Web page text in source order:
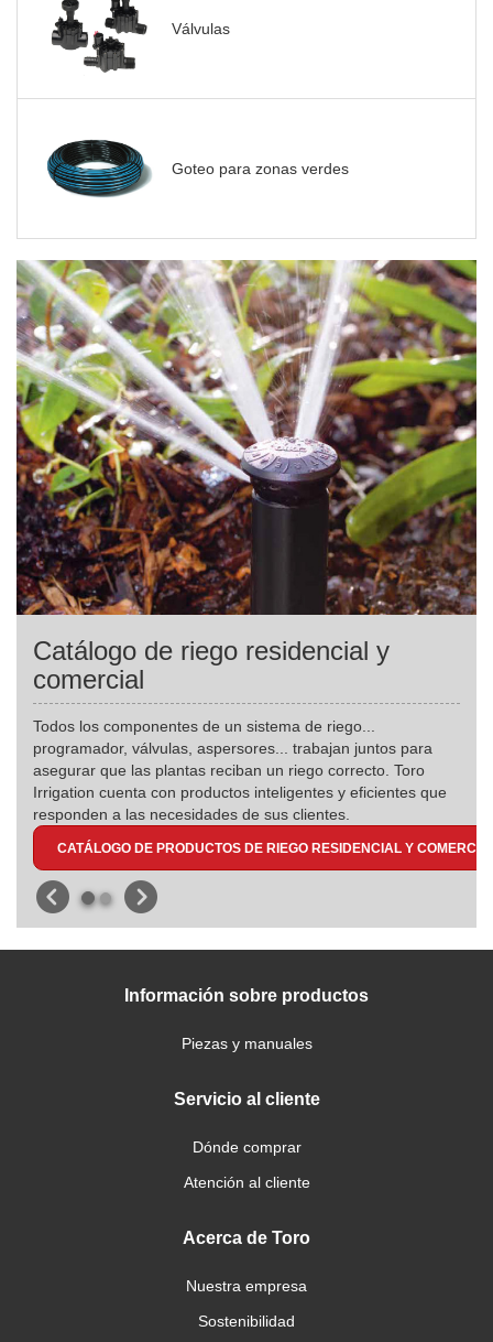
Válvulas
Goteo para zonas verdes
Catálogo de riego residencial y
comercial
Todos los componentes de un sistema de riego...
programador, válvulas, aspersores... trabajan juntos para
asegurar que las plantas reciban un riego correcto. Toro
Irrigation cuenta con productos inteligentes y eficientes que
responden a las necesidades de sus clientes.
CATÁLOGO DE PRODUCTOS DE RIEGO RESIDENCIAL Y
Información sobre productos
Piezas y manuales
Servicio al cliente
Dónde comprar
Atención al cliente
Acerca de Toro
Nuestra empresa
Sostenibilidad